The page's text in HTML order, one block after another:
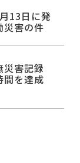
13日に発
災害の件
災害記録
間を達成